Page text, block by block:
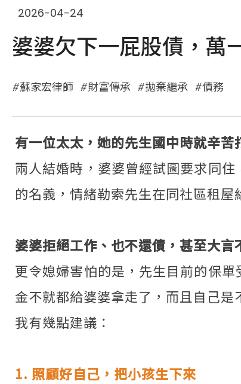
2026-04-24
婆婆欠下一屁股債，萬
蘇家宏律師 財富傳承 拋棄繼承 債務
有一位太太，她的先生國中時就辛
兩人結婚時，婆婆曾經試圖要求同
的名義，情緒勒索先生在同社區租屋
婆婆拒絕工作、也不還債，甚至大言
更令媳婦害怕的是，先生目前的保
金不就都給婆婆拿走了，而且自己
我有幾點建議：
1. 照顧好自己，把小孩生下來